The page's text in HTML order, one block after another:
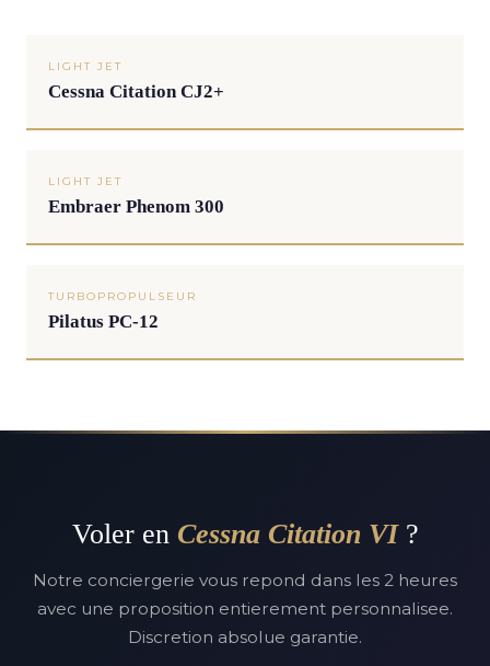
LIGHT JET
Cessna Citation CJ2+
LIGHT JET
Embraer Phenom 300
TURBOPROPULSEUR
Pilatus PC-12
Voler en Cessna Citation VI?
Notre conciergerie vous repond dans les 2 heures
avec une proposition entierement personnalisee.
Discretion absolue garantie.